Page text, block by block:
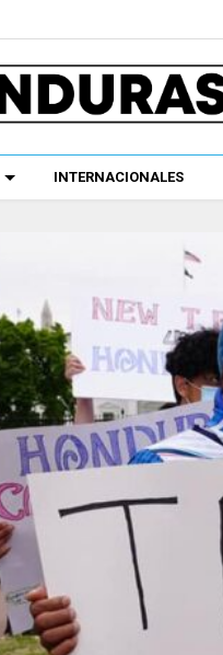
INTERNACIONALES